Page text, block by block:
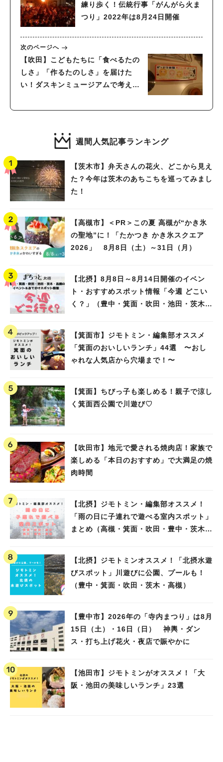
練り歩く！伝統行事「がんがら火ま
つり」2022年は8月24日開催
次のページへ
【吹田】こどもたちに「食べるたの
しさ」「作るたのしさ」を届けた
い！ダスキンミュージアムで考えた
週間人気記事ランキング
【茨木市】弁天さんの花火、どこから見え
た？今年は茨木のあちこちを巡ってみまし
た！
【高槻市】＜PR＞この夏 高槻が“かき氷
の聖地”に！「たかつき かき氷スクエア
2026」 8月8日（土）～31日（月）
【北摂】8月8日～8月14日開催のイベン
ト・おすすめスポット情報「今週 どこい
く？」（豊中・箕面・吹田・池田・茨木・
【箕面市】ジモトミン・編集部オススメ
「箕面のおいしいランチ」44選 〜おし
ゃれな人気店から穴場まで！〜
【箕面】ちびっ子も楽しめる！親子で涼し
く箕面西公園で川遊び♡
【吹田市】地元で愛される焼肉店！家族で
楽しめる「本日のおすすめ」で大満足の焼
肉時間
【北摂】ジモトミン・編集部オススメ！
「雨の日に子連れで遊べる室内スポット」
まとめ（高槻・箕面・吹田・豊中・茨木・
【北摂】ジモトミンオススメ！「北摂水遊
びスポット」川遊びに公園、プールも！
（豊中・箕面・吹田・茨木・高槻）
【豊中市】2026年の「寺内まつり」は8月
15日（土）・16日（日） 神輿・ダン
ス・打ち上げ花火・夜店で賑やかに
【池田市】ジモトミンがオススメ！「大
阪・池田の美味しいランチ」23選